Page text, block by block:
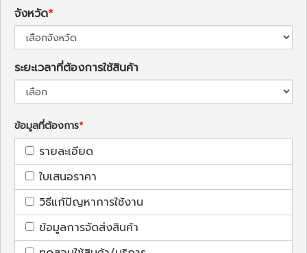
จังหวัด
ระยะเวลาที่ต้องการใช้สินค้า
ข้อมูลที่ต้องการ
รายละเอียด
ใบเสนอราคา
วิธีแก้ปัญหาการใช้งาน
ข้อมูลการจัดส่งสินค้า